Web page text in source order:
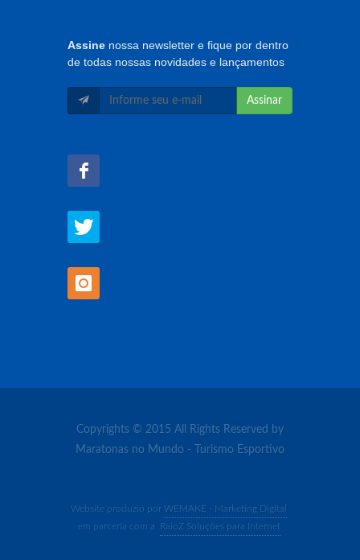
Assine nossa newsletter e fique por dentro
de todas nossas novidades e lançamentos
Assinar
Copyrights © 2015 All Rights Reserved by
Maratonas no Mundo - Turismo Esportivo
Website produzio por WEMAKE - Marketing Digital
em parceria com a
RaioZ Soluções para Internet